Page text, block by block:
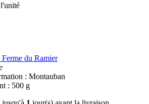
du Ramier
: Montauban
: 500 g